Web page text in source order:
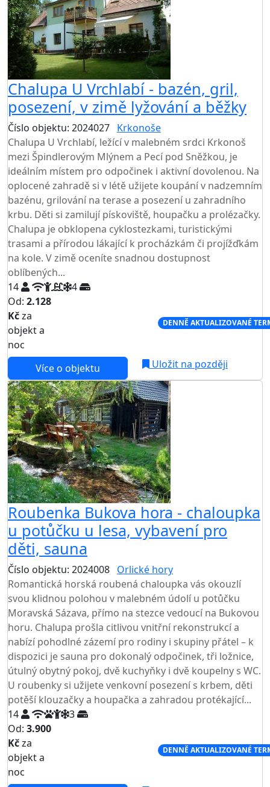
Chalupa U Vrchlabí - bazén, gril,
posezení, v zimě lyžování a běžky
Číslo objektu: 2024027 Krkonoše
Chalupa U Vrchlabí, ležící v malebném srdci Krkonoš
mezi Špindlerovým Mlýnem a Pecí pod Sněžkou, je
ideálním místem pro odpočinek i aktivní dovolenou. Na
oplocené zahradě si v létě užijete koupání v nadzemním
bazénu, grilování na terase a posezení u zahradního
krbu. Děti si zamilují pískoviště, houpačku a prolézačky.
Chalupa je obklopena cyklostezkami, turistickými
trasami a přírodou lákající k procházkám či projížďkám
na kole. V zimě oceníte snadnou dostupnost
oblíbených...
14
4
Od: 2.128
Kčza
objekt a
noc
DENNĚ AKTUALIZOVANÉ
Více o objektu Uložit na později
Roubenka Bukova hora - chaloupka
u potůčku u lesa, vybavení pro
děti, sauna
Číslo objektu: 2024008 Orlické hory
Romantická horská roubená chaloupka vás okouzlí
svou klidnou polohou v malebném údolí u potůčku
Moravská Sázava, přímo na stezce vedoucí na Bukovou
horu. Chalupa prošla citlivou vnitřní rekonstrukcí a
nabízí pohodlné zázemí pro rodiny i skupiny přátel – k
dispozici je sauna pro dokonalý odpočinek, tři ložnice,
útulný obytný pokoj, dvě kuchyňky i dvě koupelny s WC.
U roubenky si užijete venkovní posezení s krbem, děti
potěší klouzačky a houpačka a zahradou protékající...
14
3
Od: 3.900
Kčza
objekt a
noc
DENNĚ AKTUALIZOVANÉ